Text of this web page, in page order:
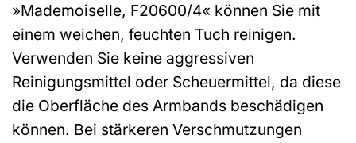
»Mademoiselle, F20600/4« können Sie mit
einem weichen, feuchten Tuch reinigen.
Verwenden Sie keine aggressiven
Reinigungsmittel oder Scheuermittel, da diese
die Oberfläche des Armbands beschädigen
können. Bei stärkeren Verschmutzungen